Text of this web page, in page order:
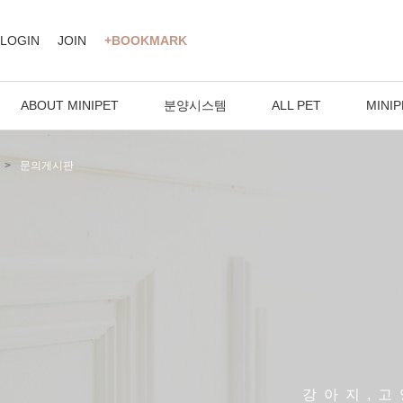
LOGIN JOIN +BOOKMARK
ABOUT MINIPET 분양시스템 ALL PET
강아지,
문의게시판